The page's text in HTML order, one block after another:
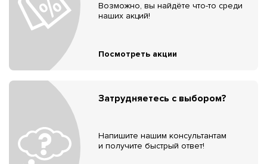
Возможно, вы найдёте что-то среди
наших акций!
Посмотреть акции
Затрудняетесь с выбором?
Напишите нашим консультантам
и получите быстрый ответ!